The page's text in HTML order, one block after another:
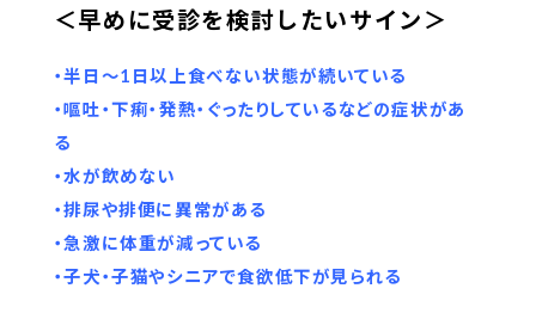
＜早めに受診を検討したいサイン＞
・半日〜1日以上食べない状態が続いている
・嘔吐・下痢・発熱・ぐったりしているなどの症状があ
る
・水が飲めない
・排尿や排便に異常がある
・急激に体重が減っている
・子犬・子猫やシニアで食欲低下が見られる